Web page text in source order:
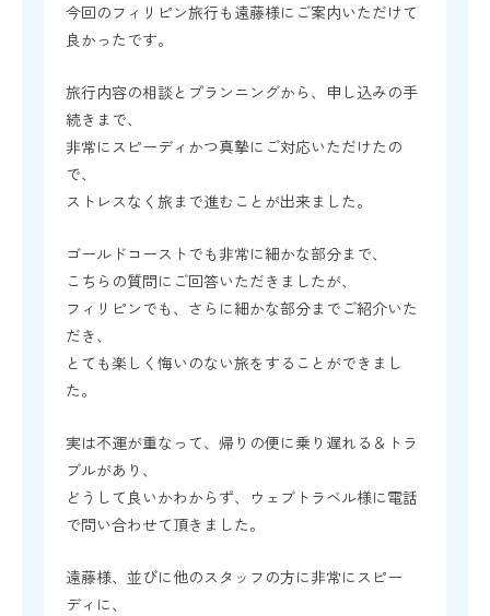
今回のフィリピン旅行も遠藤様にご案内いただけて
良かったです。
旅行内容の相談とプランニングから、申し込みの手
続きまで、
非常にスピーディかつ真摯にご対応いただけたの
で、
ストレスなく旅まで進むことが出来ました。
ゴールドコーストでも非常に細かな部分まで、
こちらの質問にご回答いただきましたが、
フィリピンでも、さらに細かな部分までご紹介いた
だき、
とても楽しく悔いのない旅をすることができまし
た。
実は不運が重なって、帰りの便に乗り遅れる＆トラ
ブルがあり、
どうして良いかわからず、ウェブトラベル様に電話
で問い合わせて頂きました。
遠藤様、並びに他のスタッフの方に非常にスピー
ディに、